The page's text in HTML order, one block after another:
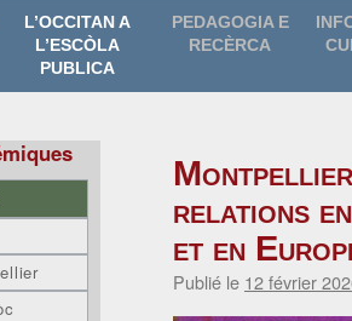
L’OCCITAN A
L’ESCÒLA
PUBLICA
PEDAGOGIA E
RECÈRCA
relations
et en
Publié le 12 février